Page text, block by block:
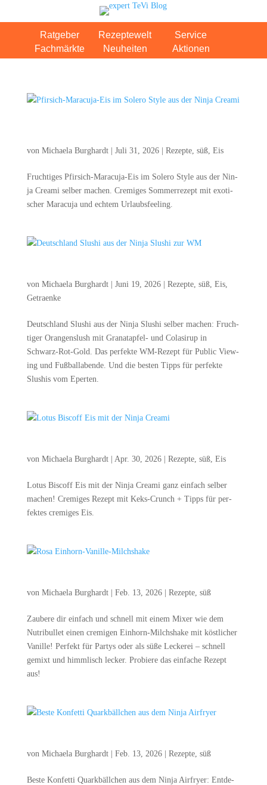
Ratgeber Rezeptewelt
Service
Fachmärkte
Neuheiten Aktionen
von Michaela Burghardt| Juli 31, 2026| Rezepte, süß, Eis
Fruch­ti­ges Pfir­sich-Mara­cu­ja-Eis im Sole­ro Style aus der Nin­
ja Cre­a­mi sel­ber machen. Cre­mi­ges Som­mer­re­zept mit exo­ti­
scher Mara­cu­ja und ech­tem Urlaubsfeeling.
von Michaela Burghardt| Juni 19, 2026| Rezepte, süß, Eis,
Getraenke
Deutsch­land Slu­shi aus der Nin­ja Slu­shi sel­ber machen: Fruch­
ti­ger Oran­gens­lush mit Gra­nat­ap­fel- und Cola­si­rup in
Schwarz-Rot-Gold. Das per­fek­te WM-Rezept für Public Vie­w­
ing und Fuß­ball­aben­de. Und die bes­ten Tipps für per­fek­te
Slushis vom Eperten.
von Michaela Burghardt| Apr. 30, 2026| Rezepte, süß, Eis
Lotus Bis­coff Eis mit der Nin­ja Cre­a­mi ganz ein­fach sel­ber
machen! Cre­mi­ges Rezept mit Keks-Crunch + Tipps für per­
fek­tes cre­mi­ges Eis.
von Michaela Burghardt| Feb. 13, 2026| Rezepte, süß
Zau­be­re dir ein­fach und schnell mit einem Mixer wie dem
Nut­ri­bul­let einen cre­mi­gen Ein­horn-Milch­shake mit köst­li­cher
Vanil­le! Per­fekt für Par­tys oder als süße Lecke­rei – schnell
gemixt und himm­lisch lecker. Pro­bie­re das ein­fa­che Rezept
aus!
von Michaela Burghardt| Feb. 13, 2026| Rezepte, süß
Bes­te Kon­fet­ti Quark­bäll­chen aus dem Nin­ja Air­fry­er: Ent­de­